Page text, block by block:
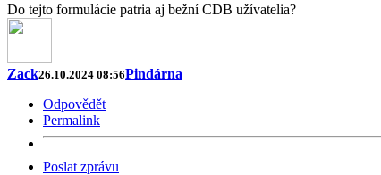
Do tejto formulácie patria aj bežní CDB užívatelia?
Zack26.10.2024 08:56Pindárna
Odpovědět
Permalink
Poslat zprávu